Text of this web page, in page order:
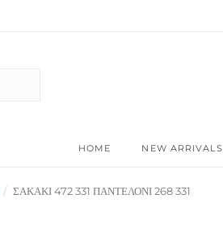
HOME NEW ARRIVALS
ΣΑΚΑΚΙ 472 331 ΠΑΝΤΕΛΟΝΙ 268 331